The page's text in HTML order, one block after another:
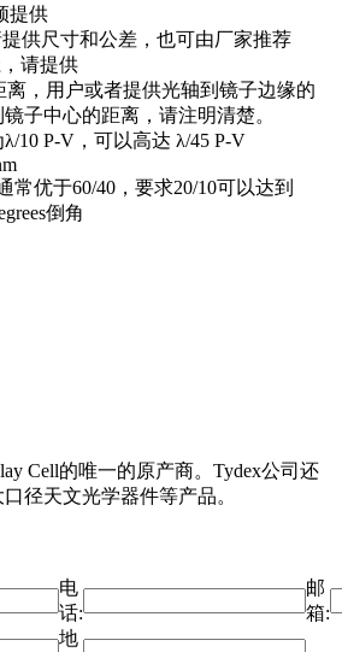
提供
提供尺寸和公差，也可由厂家推荐
，请提供
离，用户或者提供光轴到镜子边缘的
子中心的距离，请注明清楚。
λ/10 P-V，可以高达 λ/45 P-V
常优于60/40，要求20/10可以达到
倒角
Cell的唯一的原产商。Tydex公司还
径天文光学器件等产品。
电
话:
邮
箱:
地